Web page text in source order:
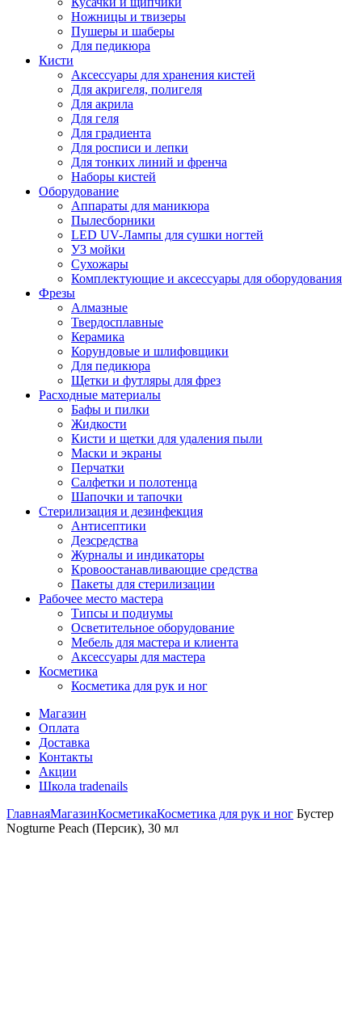
Ножницы и твизеры
Пушеры и шаберы
Для педикюра
Кисти
Аксессуары для хранения кистей
Для акригеля, полигеля
Для акрила
Для геля
Для градиента
Для росписи и лепки
Для тонких линий и френча
Наборы кистей
Оборудование
Аппараты для маникюра
Пылесборники
LED UV-Лампы для сушки ногтей
УЗ мойки
Сухожары
Комплектующие и аксессуары для оборудования
Фрезы
Алмазные
Твердосплавные
Керамика
Корундовые и шлифовщики
Для педикюра
Щетки и футляры для фрез
Расходные материалы
Бафы и пилки
Жидкости
Кисти и щетки для удаления пыли
Маски и экраны
Перчатки
Салфетки и полотенца
Шапочки и тапочки
Стерилизация и дезинфекция
Антисептики
Дезсредства
Журналы и индикаторы
Кровоостанавливающие средства
Пакеты для стерилизации
Рабочее место мастера
Типсы и подиумы
Осветительное оборудование
Мебель для мастера и клиента
Аксессуары для мастера
Косметика
Косметика для рук и ног
Магазин
Оплата
Доставка
Контакты
Акции
Школа tradenails
ГлавнаяМагазинКосметикаКосметика для рук и ног Бустер
Nogturne Peach (Персик), 30 мл